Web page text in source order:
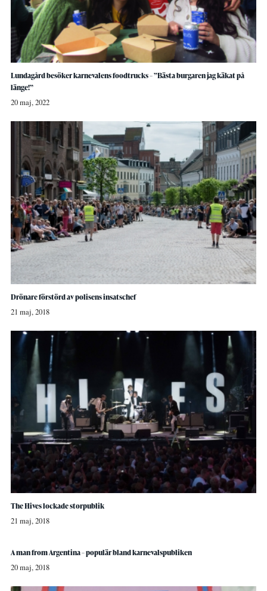
Lundagård besöker karnevalens foodtrucks – ”Bästa burgaren jag käkat på
länge!”
20 maj, 2022
Drönare förstörd av polisens insatschef
21 maj, 2018
The Hives lockade storpublik
21 maj, 2018
A man from Argentina – populär bland karnevalspubliken
20 maj, 2018